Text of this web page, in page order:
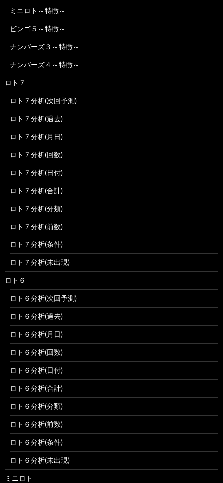
ミニロト～特徴～
ビンゴ５～特徴～
ナンバーズ３～特徴～
ナンバーズ４～特徴～
ロト７
ロト７分析(次回予測)
ロト７分析(過去)
ロト７分析(月日)
ロト７分析(回数)
ロト７分析(日付)
ロト７分析(合計)
ロト７分析(分類)
ロト７分析(前数)
ロト７分析(条件)
ロト７分析(未出現)
ロト６
ロト６分析(次回予測)
ロト６分析(過去)
ロト６分析(月日)
ロト６分析(回数)
ロト６分析(日付)
ロト６分析(合計)
ロト６分析(分類)
ロト６分析(前数)
ロト６分析(条件)
ロト６分析(未出現)
ミニロト